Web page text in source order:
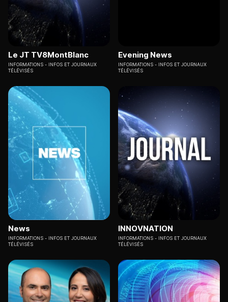
Le JT TV8MontBlanc
INFORMATIONS
INFOS ET JOURNAUX
TÉLÉVISÉS
Evening News
INFORMATIONS
INFOS ET JOURNAUX
TÉLÉVISÉS
News
INFORMATIONS
INFOS ET JOURNAUX
TÉLÉVISÉS
INNOVNATION
INFORMATIONS
INFOS ET JOURNAUX
TÉLÉVISÉS